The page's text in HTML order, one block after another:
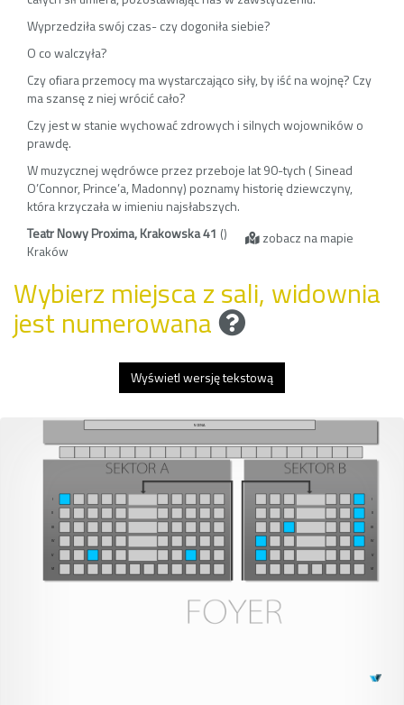
Wyprzedziła swój czas- czy dogoniła siebie?
O co walczyła?
Czy ofiara przemocy ma wystarczająco siły, by iść na wojnę? Czy
ma szansę z niej wrócić cało?
Czy jest w stanie wychować zdrowych i silnych wojowników o
prawdę.
W muzycznej wędrówce przez przeboje lat 90-tych ( Sinead
O’Connor, Prince’a, Madonny) poznamy historię dziewczyny,
która krzyczała w imieniu najsłabszych.
Teatr Nowy Proxima, Krakowska 41 ()
Kraków
zobacz na mapie
Wybierz miejsca z sali, widownia
jest numerowana
Wyświetl wersję tekstową